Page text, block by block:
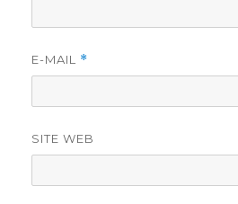
E-MAIL *
SITE WEB